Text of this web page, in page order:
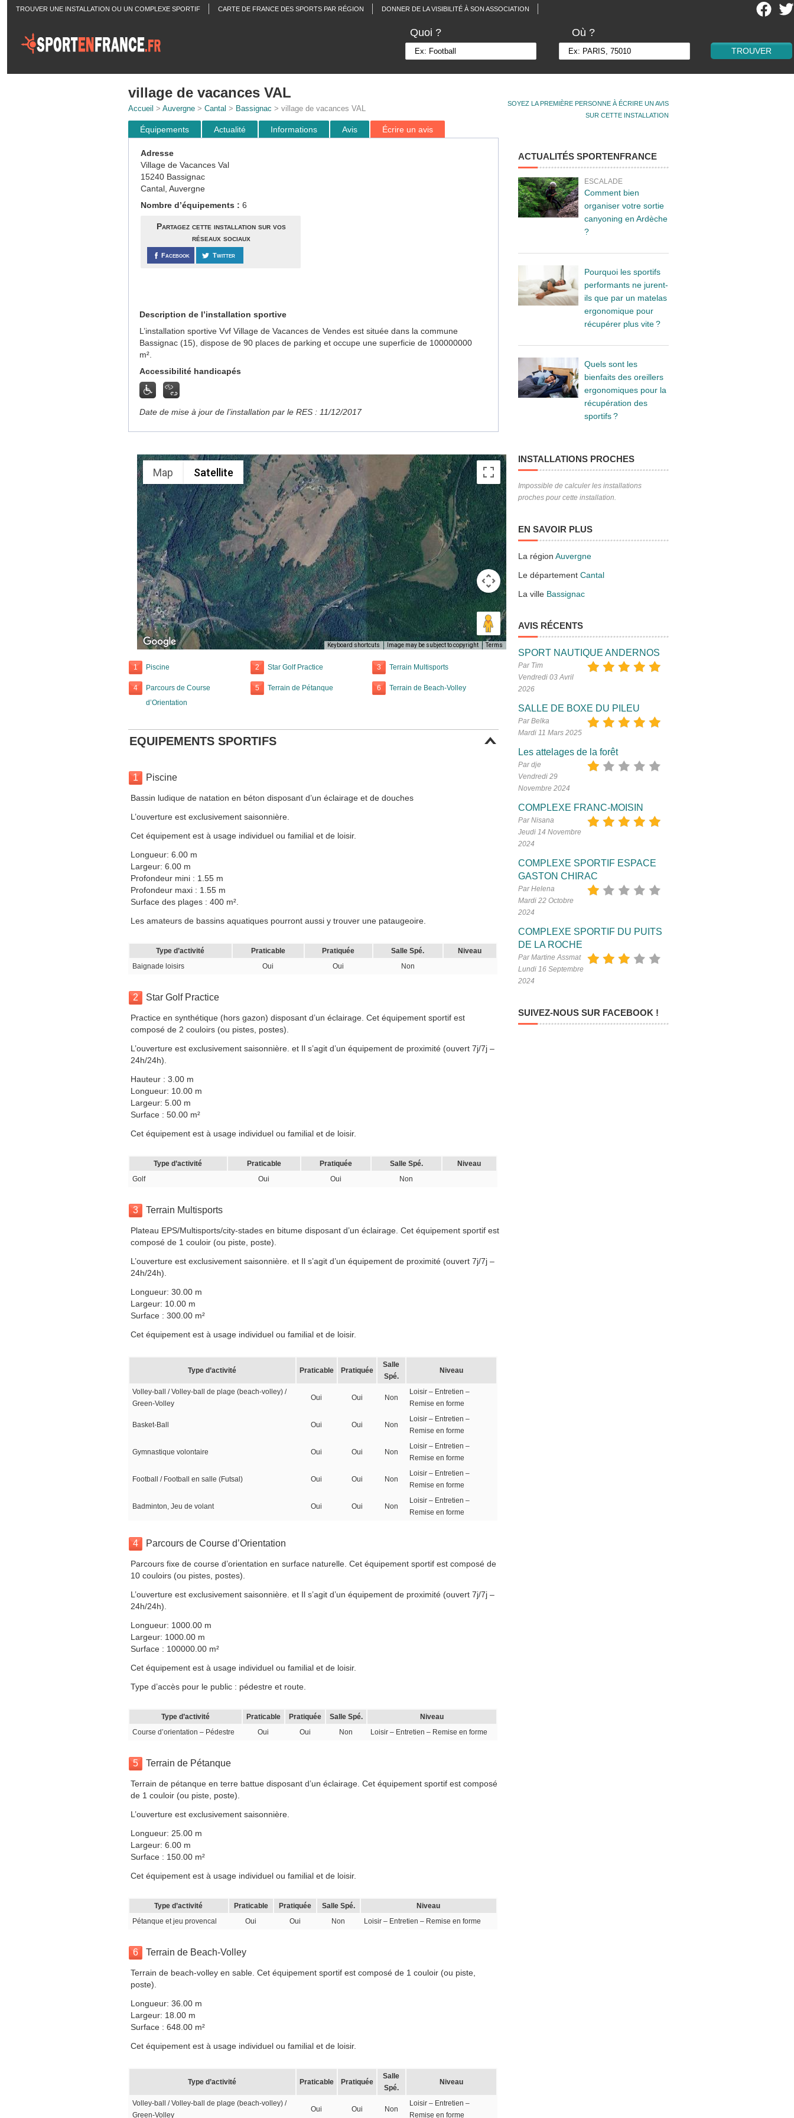
TROUVER UNE INSTALLATION OU UN COMPLEXE SPORTIF CARTE DE FRANCE DES SPORTS PAR RÉGION DONNER DE LA VISIBILITÉ À SON ASSOCIATION
Quoi ? Où ?
SOYEZ LA PREMIÈRE PERSONNE À ÉCRIRE UN AVIS
SUR CETTE INSTALLATION
village de vacances VAL
Accueil > Auvergne> Cantal > Bassignac > village de vacances VAL
Équipements Actualité Informations Avis Écrire un avis
Adresse
Village de Vacances Val
15240 Bassignac
Cantal, Auvergne
Nombre d’équipements : 6
Partagez cette installation sur vos
réseaux sociaux
Facebook Twitter
Description de l’installation sportive
L’installation sportive Vvf Village de Vacances de Vendes est située dans la commune
Bassignac (15), dispose de 90 places de parking et occupe une superficie de 100000000
m².
Accessibilité handicapés
Date de mise à jour de l’installation par le RES : 11/12/2017
Map Satellite
Keyboard shortcuts Image may be subject to copyright Terms
1 Piscine 2 Star Golf Practice 3 Terrain Multisports
4
Parcours de Course
d’Orientation
5 Terrain de Pétanque 6 Terrain de Beach-Volley
EQUIPEMENTS SPORTIFS
1 Piscine
Bassin ludique de natation en béton disposant d’un éclairage et de douches
L’ouverture est exclusivement saisonnière.
Cet équipement est à usage individuel ou familial et de loisir.
Longueur: 6.00 m
Largeur: 6.00 m
Profondeur mini : 1.55 m
Profondeur maxi : 1.55 m
Surface des plages : 400 m².
Les amateurs de bassins aquatiques pourront aussi y trouver une pataugeoire.
Type d’activité Praticable Pratiquée Salle Spé.
Niveau
Baignade loisirs
Oui Oui Non
2 Star Golf Practice
Practice en synthétique (hors gazon) disposant d’un éclairage. Cet équipement sportif est
composé de 2 couloirs (ou pistes, postes).
L’ouverture est exclusivement saisonnière. et Il s’agit d’un équipement de proximité (ouvert 7j/7j –
24h/24h).
Hauteur : 3.00 m
Longueur: 10.00 m
Largeur: 5.00 m
Surface : 50.00 m²
Cet équipement est à usage individuel ou familial et de loisir.
Type d’activité Praticable Pratiquée Salle Spé.
Niveau
Golf
Oui Oui Non
3 Terrain Multisports
Plateau EPS/Multisports/city-stades en bitume disposant d’un éclairage. Cet équipement sportif est
composé de 1 couloir (ou piste, poste).
L’ouverture est exclusivement saisonnière. et Il s’agit d’un équipement de proximité (ouvert 7j/7j –
24h/24h).
Longueur: 30.00 m
Largeur: 10.00 m
Surface : 300.00 m²
Cet équipement est à usage individuel ou familial et de loisir.
Type d’activité Praticable Pratiquée
Salle
Spé.
Niveau
Volley-ball / Volley-ball de plage (beach-volley) /
Green-Volley
Oui Oui Non
Loisir – Entretien –
Remise en forme
Basket-Ball Oui Oui Non
Loisir – Entretien –
Remise en forme
Gymnastique volontaire Oui Oui Non
Loisir – Entretien –
Remise en forme
Football / Football en salle (Futsal) Oui Oui Non
Loisir – Entretien –
Remise en forme
Badminton, Jeu de volant Oui Oui Non
Loisir – Entretien –
Remise en forme
4 Parcours de Course d’Orientation
Parcours fixe de course d’orientation en surface naturelle. Cet équipement sportif est composé de
10 couloirs (ou pistes, postes).
L’ouverture est exclusivement saisonnière. et Il s’agit d’un équipement de proximité (ouvert 7j/7j –
24h/24h).
Longueur: 1000.00 m
Largeur: 1000.00 m
Surface : 100000.00 m²
Cet équipement est à usage individuel ou familial et de loisir.
Type d’accès pour le public : pédestre et route.
Type d’activité Praticable Pratiquée Salle Spé.
Niveau
Course d’orientation – Pédestre
Oui Oui Non Loisir – Entretien – Remise en forme
5 Terrain de Pétanque
Terrain de pétanque en terre battue disposant d’un éclairage. Cet équipement sportif est composé
de 1 couloir (ou piste, poste).
L’ouverture est exclusivement saisonnière.
Longueur: 25.00 m
Largeur: 6.00 m
Surface : 150.00 m²
Cet équipement est à usage individuel ou familial et de loisir.
Type d’activité Praticable Pratiquée Salle Spé.
Niveau
Pétanque et jeu provencal
Oui Oui Non Loisir – Entretien – Remise en forme
6 Terrain de Beach-Volley
Terrain de beach-volley en sable. Cet équipement sportif est composé de 1 couloir (ou piste,
poste).
Longueur: 36.00 m
Largeur: 18.00 m
Surface : 648.00 m²
Cet équipement est à usage individuel ou familial et de loisir.
Type d’activité Praticable Pratiquée
Salle
Spé.
Niveau
Volley-ball / Volley-ball de plage (beach-volley) /
Green-Volley
Oui Oui Non
Loisir – Entretien –
Remise en forme
ACTUALITÉS SPORTENFRANCE
ESCALADE
Comment bien
organiser votre sortie
canyoning en Ardèche
?
Pourquoi les sportifs
performants ne jurent-
ils que par un matelas
ergonomique pour
récupérer plus vite ?
Quels sont les
bienfaits des oreillers
ergonomiques pour la
récupération des
sportifs ?
INSTALLATIONS PROCHES
Impossible de calculer les installations
proches pour cette installation.
EN SAVOIR PLUS
La région Auvergne
Le département Cantal
La ville Bassignac
AVIS RÉCENTS
SPORT NAUTIQUE ANDERNOS
Par Tim
Vendredi 03 Avril
2026
SALLE DE BOXE DU PILEU
Par Belka
Mardi 11 Mars 2025
Les attelages de la forêt
Par dje
Vendredi 29
Novembre 2024
COMPLEXE FRANC-MOISIN
Par Nisana
Jeudi 14 Novembre
2024
COMPLEXE SPORTIF ESPACE
GASTON CHIRAC
Par Helena
Mardi 22 Octobre
2024
COMPLEXE SPORTIF DU PUITS
DE LA ROCHE
Par Martine Assmat
Lundi 16 Septembre
2024
SUIVEZ-NOUS SUR FACEBOOK !